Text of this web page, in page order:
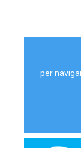
per